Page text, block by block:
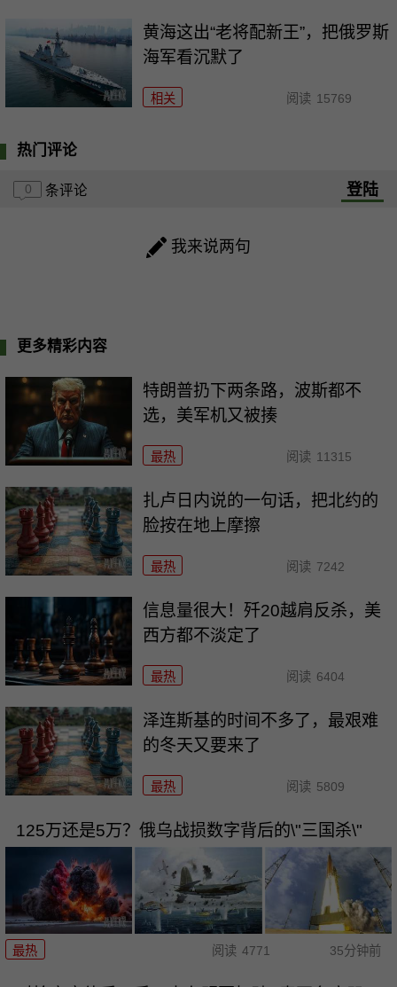
黄海这出“老将配新王”，把俄罗斯
海军看沉默了
相关 阅读 15769
热门评论
0 条评论 登陆
我来说两句
更多精彩内容
特朗普扔下两条路，波斯都不
选，美军机又被揍
最热 阅读 11315
扎卢日内说的一句话，把北约的
脸按在地上摩擦
最热 阅读 7242
信息量很大！歼20越肩反杀，美
西方都不淡定了
最热 阅读 6404
泽连斯基的时间不多了，最艰难
的冬天又要来了
最热 阅读 5809
125万还是5万？俄乌战损数字背后的\"三国杀\"
最热 阅读 4771 35分钟前